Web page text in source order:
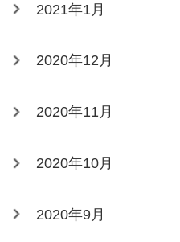
2021年1月
2020年12月
2020年11月
2020年10月
2020年9月